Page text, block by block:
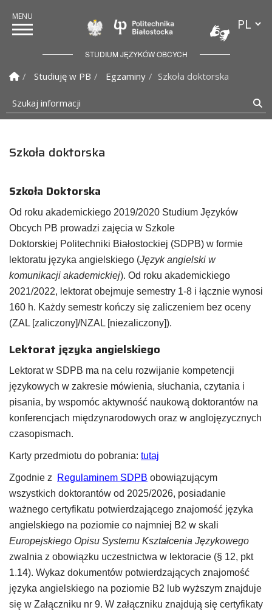
Politechnika
STUDIUM JĘZYKÓW OBCYCH
Strona Główna
Studiuję w PB Egzaminy
Szkoła doktorska
Szukaj informacji
Szkoła doktorska
Szkoła Doktorska
Od roku akademickiego 2019/2020 Studium Języków
Obcych PB prowadzi zajęcia w Szkole
Doktorskiej Politechniki Białostockiej (SDPB) w formie
lektoratu języka angielskiego (Język angielski w
komunikacji akademickiej). Od roku akademickiego
2021/2022, lektorat obejmuje semestry 1-8 i łącznie wynosi
160 h. Każdy semestr kończy się zaliczeniem bez oceny
(ZAL [zaliczony]/NZAL [niezaliczony]).
Lektorat języka angielskiego
Lektorat w SDPB ma na celu rozwijanie kompetencji
językowych w zakresie mówienia, słuchania, czytania i
pisania, by wspomóc aktywność naukową doktorantów na
konferencjach międzynarodowych oraz w anglojęzycznych
czasopismach.
Karty przedmiotu do pobrania: tutaj
Zgodnie z Regulaminem SDPB obowiązującym
wszystkich doktorantów od 2025/2026, posiadanie
ważnego certyfikatu potwierdzającego znajomość języka
angielskiego na poziomie co najmniej B2 w skali
Europejskiego Opisu Systemu Kształcenia Językowego
zwalnia z obowiązku uczestnictwa w lektoracie (§ 12, pkt
1.14). Wykaz dokumentów potwierdzających znajomość
języka angielskiego na poziomie B2 lub wyższym znajduje
się w Załączniku nr 9. W załączniku znajdują się certyfikaty